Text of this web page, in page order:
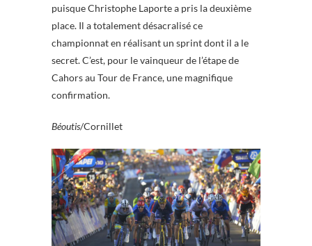
puisque Christophe Laporte a pris la deuxième
place. Il a totalement désacralisé ce
championnat en réalisant un sprint dont il a le
secret. C’est, pour le vainqueur de l’étape de
Cahors au Tour de France, une magnifique
confirmation.
Béoutis/Cornillet